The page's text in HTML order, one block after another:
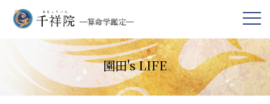
園田's LIFE